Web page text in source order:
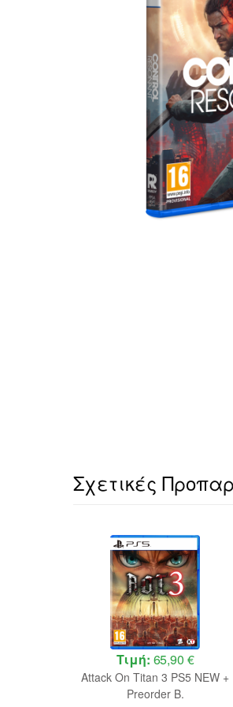
Σχετικές
Τιμή: 65,90 €
Attack On Titan 3 PS5 NEW +
Preorder B.